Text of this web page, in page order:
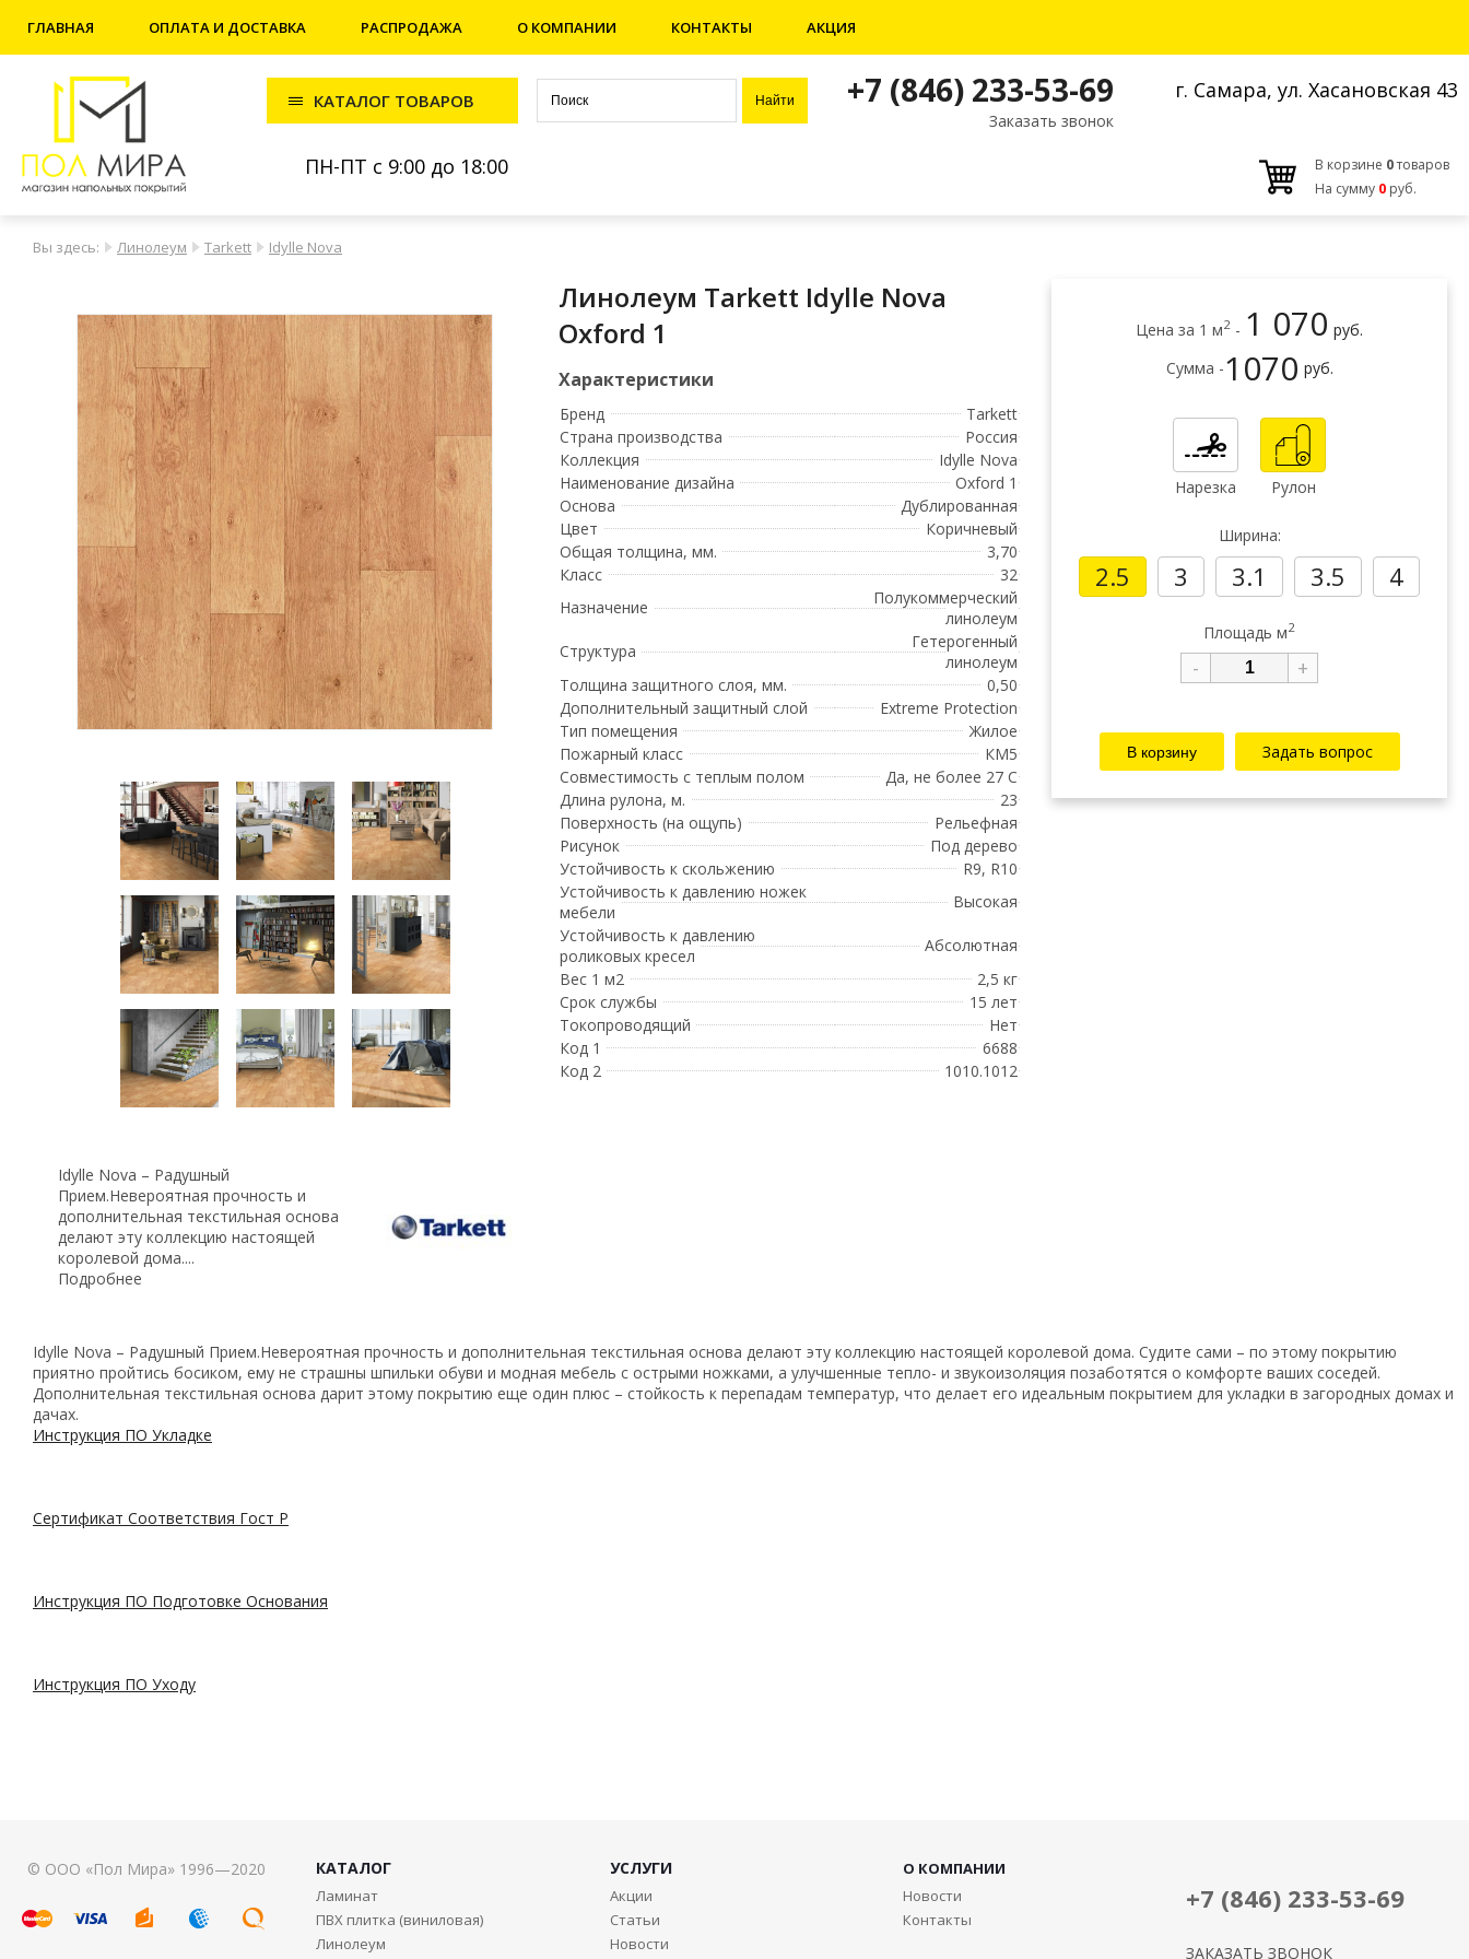
ГЛАВНАЯ ОПЛАТА И ДОСТАВКА РАСПРОДАЖА О КОМПАНИИ КОНТАКТЫ АКЦИЯ
КАТАЛОГ ТОВАРОВ +7 (846) 233-53-69
Заказать звонок
г. Самара, ул. Хасановская 43
ПН-ПТ с 9:00 до 18:00 В корзине 0товаров
На сумму 0 руб.
Вы здесь: Линолеум Tarkett Idylle Nova
Idylle Nova – Радушный
Прием.Невероятная прочность и
дополнительная текстильная основа
делают эту коллекцию настоящей
королевой дома....
Подробнее
Линолеум Tarkett Idylle Nova
Oxford 1
Бренд
Tarkett
Страна производства
Россия
Коллекция
Idylle Nova
Наименование дизайна
Oxford 1
Основа
Дублированная
Цвет
Коричневый
Общая толщина, мм.
3,70
Класс
32
Назначение
Полукоммерческий
линолеум
Структура
Гетерогенный
линолеум
Толщина защитного слоя, мм.
0,50
Дополнительный защитный слой
Extreme Protection
Тип помещения
Жилое
Пожарный класс
КМ5
Совместимость с теплым полом
Да, не более 27 С
Длина рулона, м.
23
Поверхность (на ощупь)
Рельефная
Рисунок
Под дерево
Устойчивость к скольжению
R9, R10
Устойчивость к давлению ножек
мебели
Высокая
Устойчивость к давлению
роликовых кресел
Абсолютная
Вес 1 м2
2,5 кг
Срок службы
15 лет
Токопроводящий
Нет
Код 1
6688
Код 2
1010.1012
Цена за 1 м2 - 1 070 руб.
Сумма -1070 руб.
Нарезка Рулон
Ширина:
2.5 3 3.1 3.5 4
Площадь м2
- +
Задать вопрос
Idylle Nova – Радушный Прием.Невероятная прочность и дополнительная текстильная основа делают эту коллекцию настоящей королевой дома. Судите сами – по этому покрытию
приятно пройтись босиком, ему не страшны шпильки обуви и модная мебель с острыми ножками, а улучшенные тепло- и звукоизоляция позаботятся о комфорте ваших соседей.
Дополнительная текстильная основа дарит этому покрытию еще один плюс – стойкость к перепадам температур, что делает его идеальным покрытием для укладки в загородных домах и
дачах.
Инструкция ПО Укладке
Сертификат Соответствия Гост Р
Инструкция ПО Подготовке Основания
Инструкция ПО Уходу
© ООО «Пол Мира» 1996—2020 КАТАЛОГ
Ламинат
ПВХ плитка (виниловая)
Линолеум
УСЛУГИ
Акции
Статьи
Новости
О КОМПАНИИ
Новости
Контакты
+7 (846) 233-53-69
ЗАКАЗАТЬ ЗВОНОК